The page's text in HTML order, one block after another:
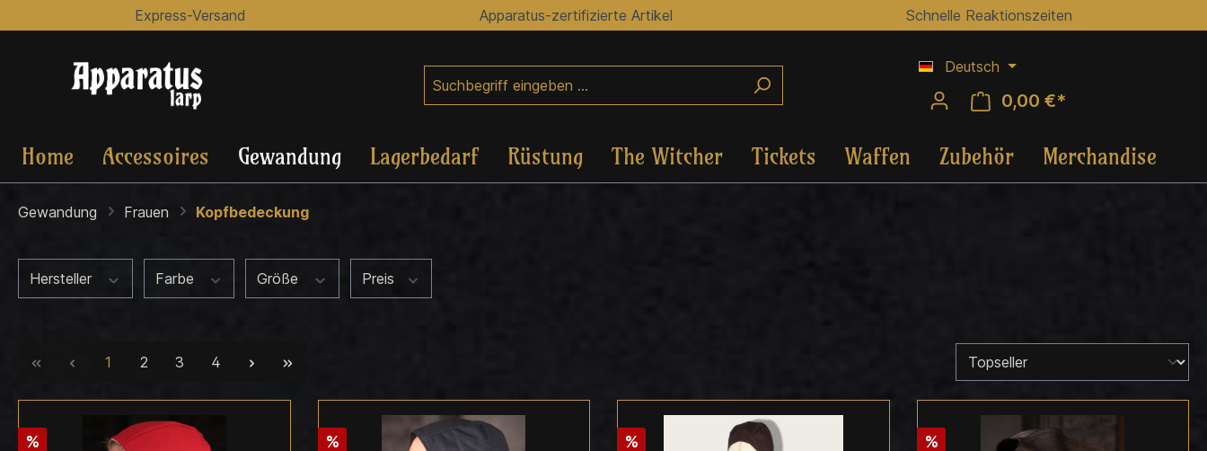
Express-Versand Apparatus-zertifizierte Artikel Schnelle Reaktionszeiten
Deutsch
0,00 €*
Home Accessoires Gewandung Lagerbedarf Rüstung The Witcher Tickets Waffen Zubehör Merchandise
Gewandung Frauen Kopfbedeckung
Hersteller Farbe Größe Preis
1 2 3 4
% % % %